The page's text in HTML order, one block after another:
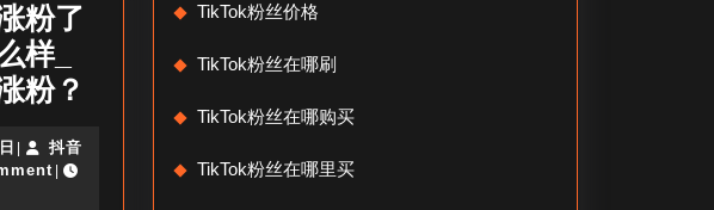
粉了
样_
粉？
2026
年
抖音
TikTok粉丝价格
TikTok粉丝在哪刷
TikTok粉丝在哪购买
TikTok粉丝在哪里买